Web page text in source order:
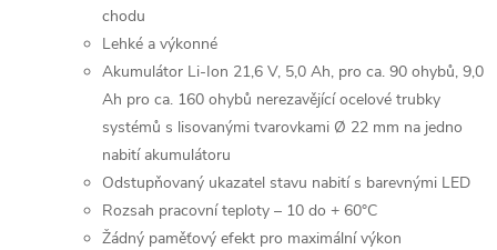
chodu
Lehké a výkonné
Akumulátor Li-Ion 21,6 V, 5,0 Ah, pro ca. 90 ohybů, 9,0
Ah pro ca. 160 ohybů nerezavějící ocelové trubky
systémů s lisovanými tvarovkami Ø 22 mm na jedno
nabití akumulátoru
Odstupňovaný ukazatel stavu nabití s barevnými LED
Rozsah pracovní teploty – 10 do + 60°C
Žádný paměťový efekt pro maximální výkon